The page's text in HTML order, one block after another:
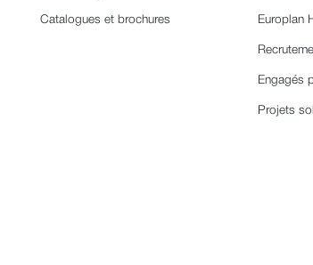
Catalogues et brochures Europlan
Engagés
Projets